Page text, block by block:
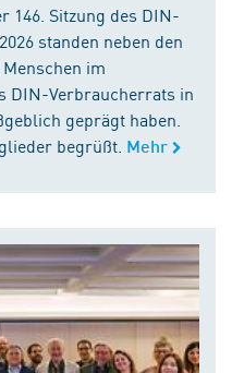
146. Sitzung des DIN-
standen neben den
im
DIN-Verbraucherrats in
geprägt haben.
begrüßt. Mehr